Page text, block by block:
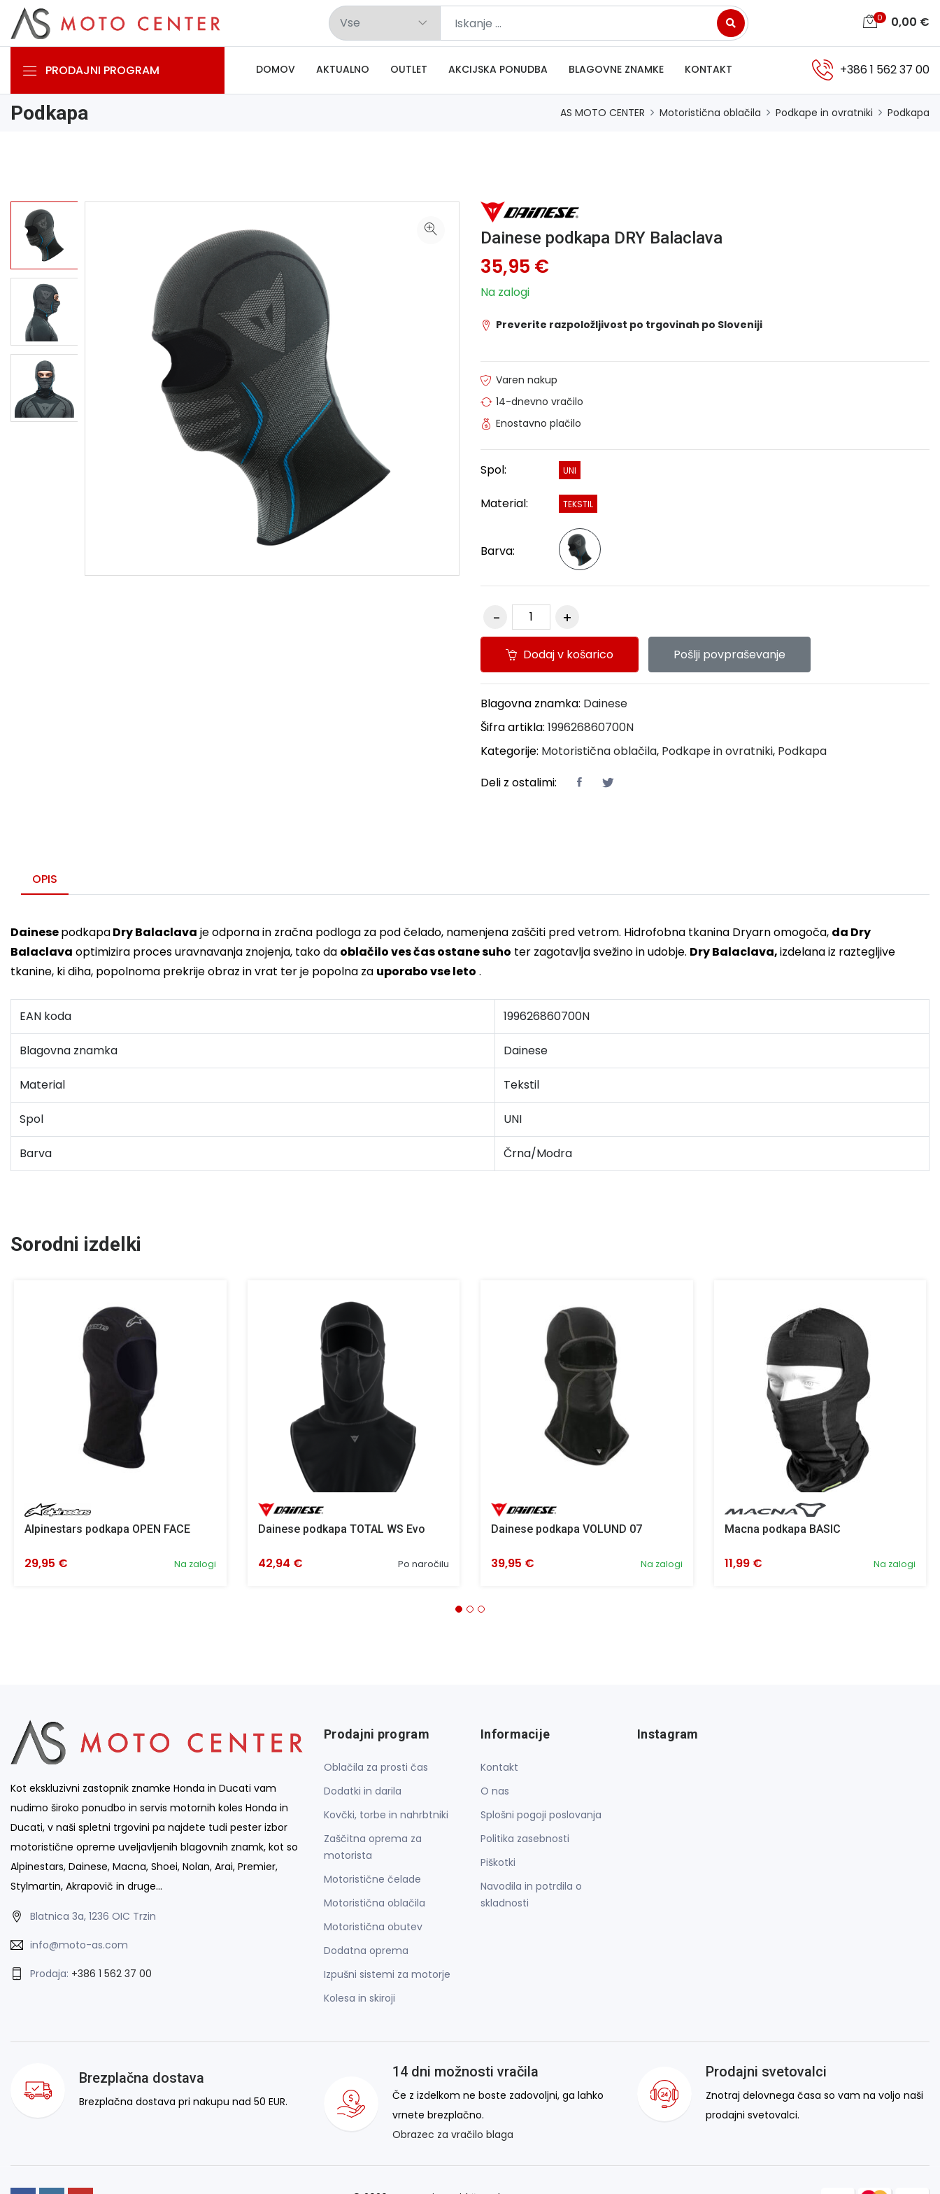
0 0,00 €
PRODAJNI PROGRAM DOMOV AKTUALNO OUTLET AKCIJSKA PONUDBA BLAGOVNE ZNAMKE KONTAKT +386 1 562 37 00
Podkapa AS MOTO CENTER Motoristična oblačila Podkape in ovratniki Podkapa
Dainese podkapa DRY Balaclava
35,95 €
Na zalogi
Preverite razpoložljivost po trgovinah po Sloveniji
Varen nakup
14-dnevno vračilo
Enostavno plačilo
Spol: UNI
Material: TEKSTIL
Barva:
Dodaj v košarico Pošlji povpraševanje
Blagovna znamka: Dainese
Šifra artikla: 199626860700N
Kategorije: Motoristična oblačila, Podkape in ovratniki, Podkapa
Deli z ostalimi:
OPIS
DainesepodkapaDry Balaclava je odporna in zračna podloga za pod čelado, namenjena zaščiti pred vetrom. Hidrofobna tkanina Dryarn omogoča, da Dry
Balaclava optimizira proces uravnavanja znojenja, tako da oblačilo ves čas ostane suho ter zagotavlja svežino in udobje. Dry Balaclava,izdelana iz raztegljive
tkanine, ki diha, popolnoma prekrije obraz in vrat ter je popolna za uporabo vse leto .
EAN koda 199626860700N
Blagovna znamka Dainese
Material Tekstil
Spol UNI
Barva Črna/Modra
Sorodni izdelki
Alpinestars podkapa OPEN FACE
Na zalogi
29,95 €
Dainese podkapa TOTAL WS Evo
Po naročilu
42,94 €
Dainese podkapa VOLUND 07
Na zalogi
39,95 €
Macna podkapa BASIC
Na zalogi
11,99 €
Kot ekskluzivni zastopnik znamke Honda in Ducati vam
nudimo široko ponudbo in servis motornih koles Honda in
Ducati, v naši spletni trgovini pa najdete tudi pester izbor
motoristične opreme uveljavljenih blagovnih znamk, kot so
Alpinestars, Dainese, Macna, Shoei, Nolan, Arai, Premier,
Stylmartin, Akrapovič in druge…
Blatnica 3a, 1236 OIC Trzin
info@moto-as.com
Prodaja: +386 1 562 37 00
Prodajni program
Oblačila za prosti čas
Dodatki in darila
Kovčki, torbe in nahrbtniki
Zaščitna oprema za
motorista
Motoristične čelade
Motoristična oblačila
Motoristična obutev
Dodatna oprema
Izpušni sistemi za motorje
Kolesa in skiroji
Informacije
Kontakt
O nas
Splošni pogoji poslovanja
Politika zasebnosti
Piškotki
Navodila in potrdila o
skladnosti
Instagram
Brezplačna dostava
Brezplačna dostava pri nakupu nad 50 EUR.
14 dni možnosti vračila
Če z izdelkom ne boste zadovoljni, ga lahko
vrnete brezplačno.
Obrazec za vračilo blaga
Prodajni svetovalci
Znotraj delovnega časa so vam na voljo naši
prodajni svetovalci.